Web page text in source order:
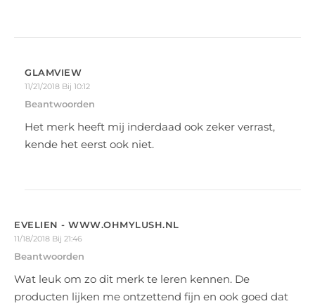
GLAMVIEW
11/21/2018 Bij 10:12
Beantwoorden
Het merk heeft mij inderdaad ook zeker verrast,
kende het eerst ook niet.
EVELIEN - WWW.OHMYLUSH.NL
11/18/2018 Bij 21:46
Beantwoorden
Wat leuk om zo dit merk te leren kennen. De
producten lijken me ontzettend fijn en ook goed dat